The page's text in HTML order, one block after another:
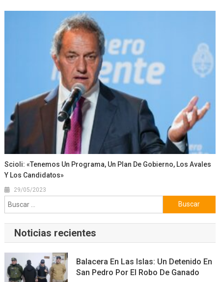
Scioli: «Tenemos Un Programa, Un Plan De Gobierno, Los Avales
Y Los Candidatos»
29/05/2023
Buscar:
Noticias recientes
Balacera En Las Islas: Un Detenido En
San Pedro Por El Robo De Ganado